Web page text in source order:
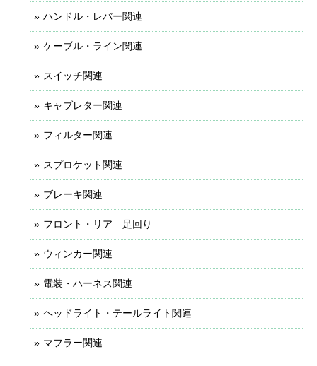
ハンドル・レバー関連
ケーブル・ライン関連
スイッチ関連
キャブレター関連
フィルター関連
スプロケット関連
ブレーキ関連
フロント・リア 足回り
ウィンカー関連
電装・ハーネス関連
ヘッドライト・テールライト関連
マフラー関連